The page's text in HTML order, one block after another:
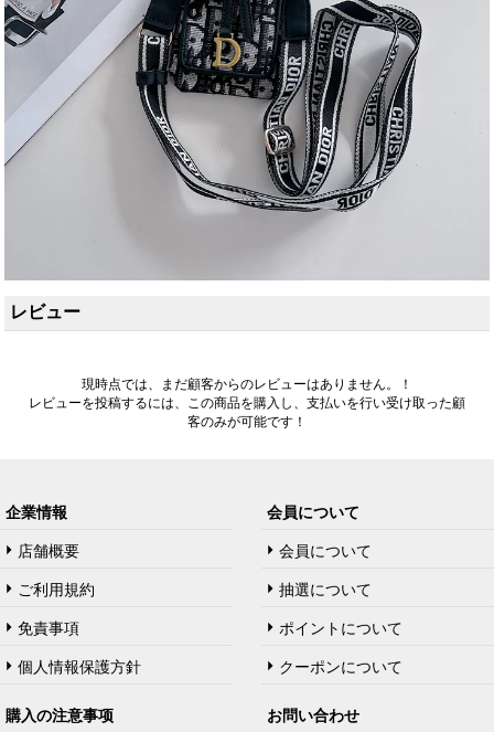
レビュー
現時点では、まだ顧客からのレビューはありません。！
レビューを投稿するには、この商品を購入し、支払いを行い受け取った顧
客のみが可能です！
企業情報
店舗概要
ご利用規約
免責事項
個人情報保護方針
会員について
会員について
抽選について
ポイントについて
クーポンについて
購入の注意事项 お問い合わせ